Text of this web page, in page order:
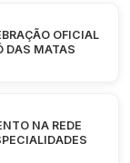
OFICIAL
DAS MATAS
NA REDE